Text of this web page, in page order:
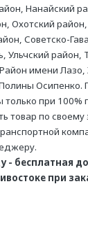
Нанайский
Охотский
Советско-
Ульчский район,
имени Лазо,
Осипенко.
при 100%
товар по своему
- бесплатная
при